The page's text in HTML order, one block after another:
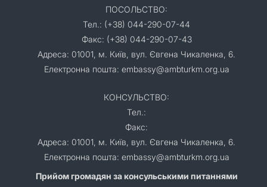
ПОСОЛЬСТВО:
Тел.: (+38) 044-290-07-44
Факс: (+38) 044-290-07-43
Адреса: 01001, м. Київ, вул. Євгена Чикаленка, 6.
Електронна пошта: embassy@ambturkm.org.ua
КОНСУЛЬСТВО:
Тел.:
Факс:
Адреса: 01001, м. Київ, вул. Євгена Чикаленка, 6.
Електронна пошта: embassy@ambturkm.org.ua
Прийом громадян за консульськими питаннями